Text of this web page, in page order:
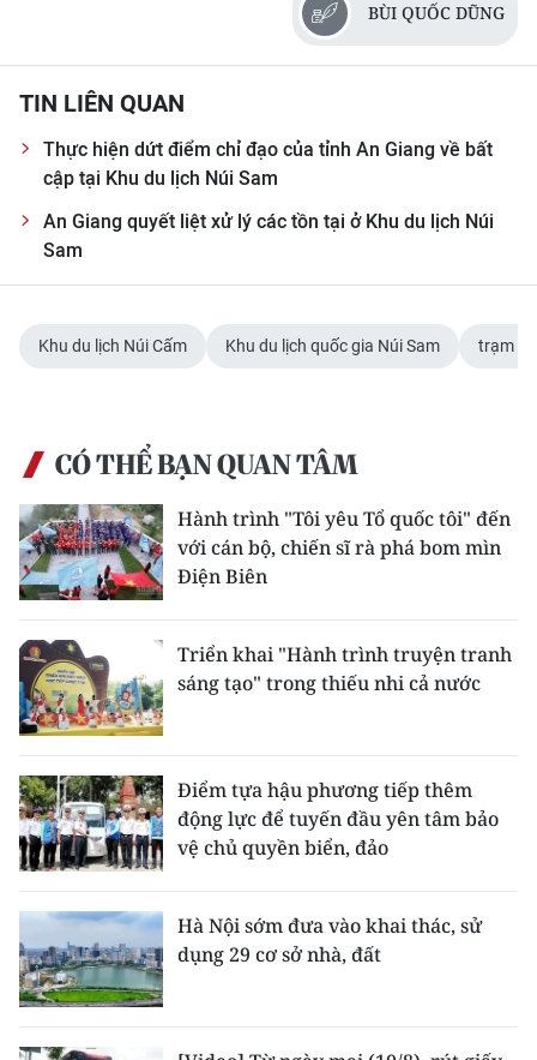
FRANÇAIS
РУССКИЙ
ESPAÑOL
한국어
BÙI QUỐC DŨNG
TIN LIÊN QUAN
Thực hiện dứt điểm chỉ đạo của tỉnh An Giang về bất
cập tại Khu du lịch Núi Sam
An Giang quyết liệt xử lý các tồn tại ở Khu du lịch Núi
Sam
Khu du lịch Núi Cấm Khu du lịch quốc gia Núi Sam trạm
CÓ THỂ BẠN QUAN TÂM
Hành trình "Tôi yêu Tổ quốc tôi" đến
với cán bộ, chiến sĩ rà phá bom mìn
Điện Biên
Triển khai "Hành trình truyện tranh
sáng tạo" trong thiếu nhi cả nước
Điểm tựa hậu phương tiếp thêm
động lực để tuyến đầu yên tâm bảo
vệ chủ quyền biển, đảo
Hà Nội sớm đưa vào khai thác, sử
dụng 29 cơ sở nhà, đất